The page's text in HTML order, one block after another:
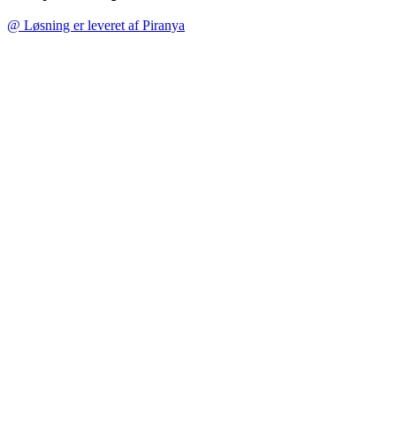
@ Løsning er leveret af Piranya